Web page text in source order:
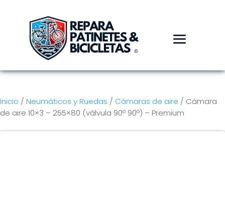
Inicio / Neumáticos y Ruedas / Cámaras de aire / Cámara
de aire 10×3 – 255×80 (válvula 90º 90º) – Premium